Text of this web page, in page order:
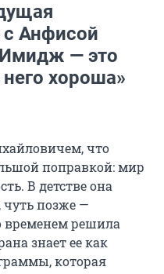
Анфисой
— это
хороша»
что
поправкой: мир
В детстве она
чуть позже —
временем решила
знает ее как
которая